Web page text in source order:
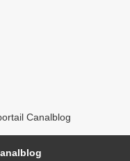
Canalblog